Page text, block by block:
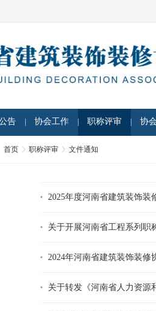
告 协会工作 职称评审 协
首页 职称评审 文件通知
2025年度河南省建筑装饰
关于开展河南省工程系列职
2024年河南省建筑装饰装
关于转发《河南省人力资源